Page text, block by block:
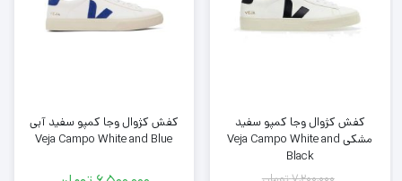
کفش کژوال وجا کمپو سفید
مشکی Veja Campo White and
Black
کفش کژوال وجا کمپو سفید آبی
Veja Campo White and Blue